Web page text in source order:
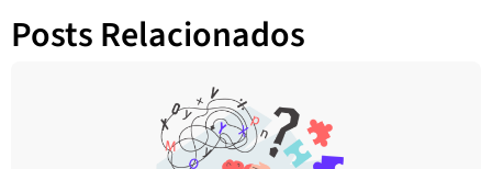
Posts Relacionados